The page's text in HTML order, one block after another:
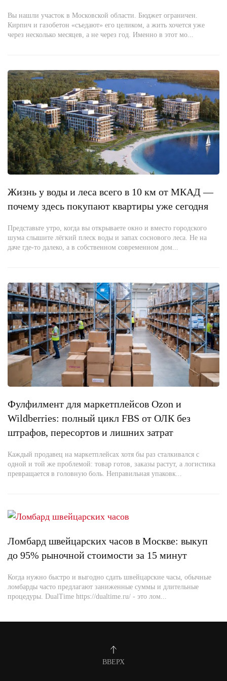
Вы нашли участок в Московской области. Бюджет ограничен.
Кирпич и газобетон «съедают» его целиком, а жить хочется уже
через несколько месяцев, а не через год. Именно в этот мо...
Жизнь у воды и леса всего в 10 км от МКАД —
почему здесь покупают квартиры уже сегодня
Представьте утро, когда вы открываете окно и вместо городского
шума слышите лёгкий плеск воды и запах соснового леса. Не на
даче где-то далеко, а в собственном современном дом...
Фулфилмент для маркетплейсов Ozon и
Wildberries: полный цикл FBS от ОЛК без
штрафов, пересортов и лишних затрат
Каждый продавец на маркетплейсах хотя бы раз сталкивался с
одной и той же проблемой: товар готов, заказы растут, а логистика
превращается в головную боль. Неправильная упаковк...
Ломбард швейцарских часов в Москве: выкуп
до 95% рыночной стоимости за 15 минут
Когда нужно быстро и выгодно сдать швейцарские часы, обычные
ломбарды часто предлагают заниженные суммы и длительные
процедуры. DualTime https://dualtime.ru/ - это лом...
ВВЕРХ